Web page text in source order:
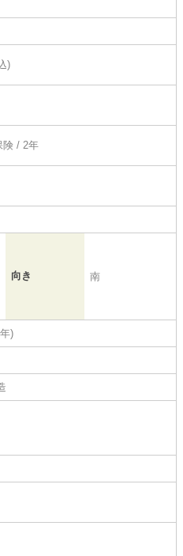
)
険 / 2年
向き 南
)